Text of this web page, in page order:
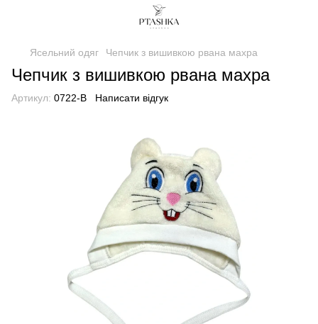
Ясельний одяг Чепчик з вишивкою рвана махра
Чепчик з вишивкою рвана махра
Артикул: 0722-B Написати відгук